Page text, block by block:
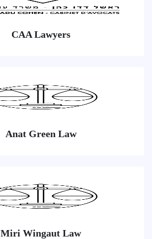
CAA Lawyers
Anat Green Law
Miri Wingaut Law